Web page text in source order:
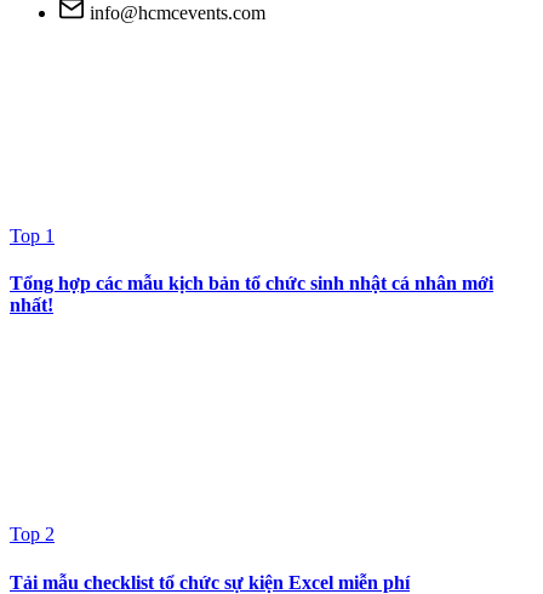
info@hcmcevents.com
Top 1
Tổng hợp các mẫu kịch bản tổ chức sinh nhật cá nhân mới
nhất!
Top 2
Tải mẫu checklist tổ chức sự kiện Excel miễn phí